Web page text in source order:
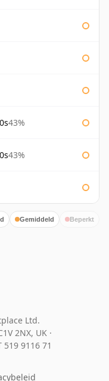
43%
43%
Gemiddeld Beperkt
Ltd.
2NX, UK ·
519 9116 71